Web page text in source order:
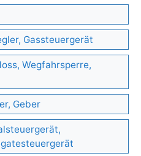
Gassteuergerät
Wegfahrsperre,
Geber